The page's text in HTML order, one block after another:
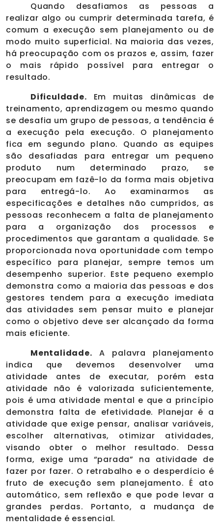
Quando desafiamos as pessoas a
realizar algo ou cumprir determinada tarefa, é
comum a execução sem planejamento ou de
modo muito superficial. Na maioria das vezes,
há preocupação com os prazos e, assim, fazer
o mais rápido possível para entregar o
resultado.
Dificuldade. Em muitas dinâmicas de
treinamento, aprendizagem ou mesmo quando
se desafia um grupo de pessoas, a tendência é
a execução pela execução. O planejamento
fica em segundo plano. Quando as equipes
são desafiadas para entregar um pequeno
produto num determinado prazo, se
preocupam em fazê-lo da forma mais objetiva
para entregá-lo. Ao examinarmos as
especificações e detalhes não cumpridos, as
pessoas reconhecem a falta de planejamento
para a organização dos processos e
procedimentos que garantam a qualidade. Se
proporcionada nova oportunidade com tempo
específico para planejar, sempre temos um
desempenho superior. Este pequeno exemplo
demonstra como a maioria das pessoas e dos
gestores tendem para a execução imediata
das atividades sem pensar muito e planejar
como o objetivo deve ser alcançado da forma
mais eficiente.
Mentalidade. A palavra planejamento
indica que devemos desenvolver uma
atividade antes de executar, porém esta
atividade não é valorizada suficientemente,
pois é uma atividade mental e que a princípio
demonstra falta de efetividade. Planejar é a
atividade que exige pensar, analisar variáveis,
escolher alternativas, otimizar atividades,
visando obter o melhor resultado. Dessa
forma, exige uma “parada” na atividade de
fazer por fazer. O retrabalho e o desperdício é
fruto de execução sem planejamento. É ato
automático, sem reflexão e que pode levar a
grandes perdas. Portanto, a mudança de
mentalidade é essencial.